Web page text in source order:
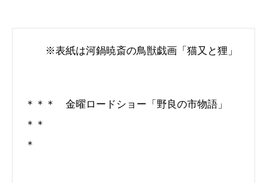
※表紙は河鍋暁斎の鳥獣戯画「猫又と狸」
＊＊＊ 金曜ロードショー「野良の市物語」
＊＊
＊